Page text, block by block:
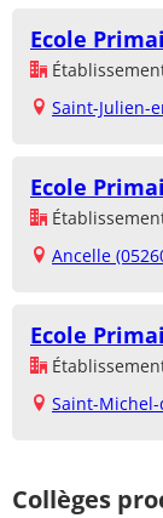
Ecole
Saint-Julien-
Ecole
Ancelle
Ecole
Saint-Michel-
Collèges